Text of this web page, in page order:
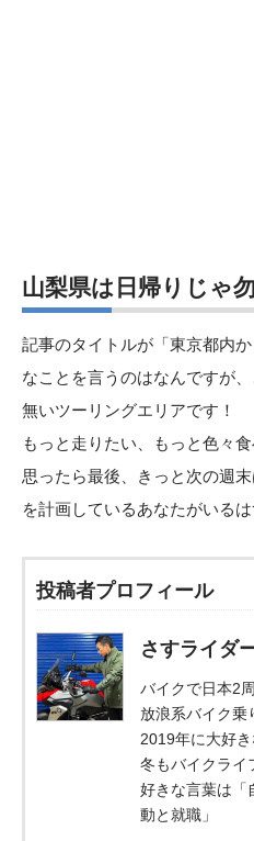
山梨県は日帰りじゃ
記事のタイトルが「東京都内
なことを言うのはなんですが
無いツーリングエリアです！
もっと走りたい、もっと色々
思ったら最後、きっと次の週
を計画しているあなたがいるは
投稿者プロフィール
さすライダ
バイクで日本2
放浪系バイク乗
2019年に大好
冬もバイクライ
好きな言葉は「
動と就職」